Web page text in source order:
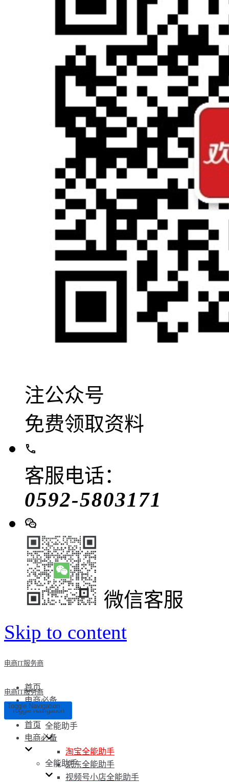
注公众号
免费领取资料
客服电话：
0592-5803171
微信客服
Skip to content
电商IT服务商
首页
电商必备
全能助手
淘宝全能助手
京东全能助手
视频号小店全能助手
电商IT服务商
Toggle Navigation
Toggle Navigation
首页
电商必备
全能助手